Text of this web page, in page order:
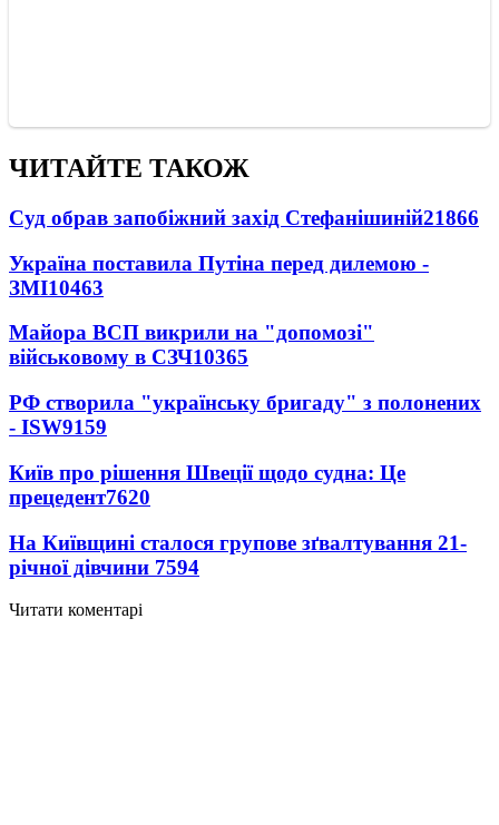
ЧИТАЙТЕ ТАКОЖ
Суд обрав запобіжний захід Стефанішиній21866
Україна поставила Путіна перед дилемою -
ЗМІ10463
Майора ВСП викрили на "допомозі"
військовому в СЗЧ10365
РФ створила "українську бригаду" з полонених
- ISW9159
Київ про рішення Швеції щодо судна: Це
прецедент7620
На Київщині сталося групове зґвалтування 21-
річної дівчини 7594
Читати коментарі